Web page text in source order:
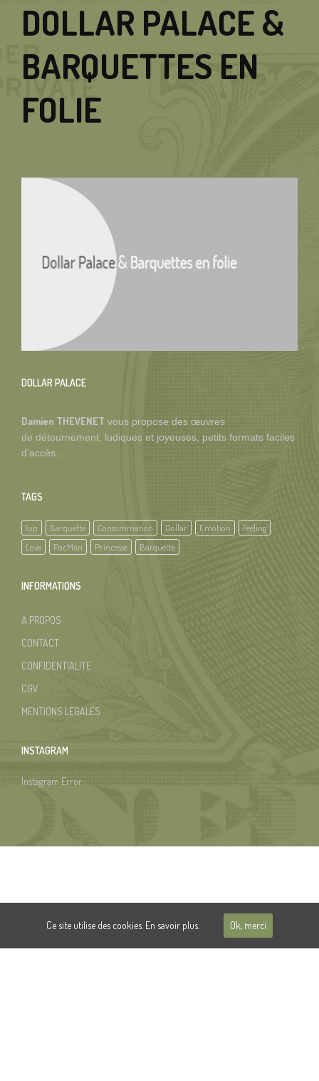
DOLLAR PALACE &
BARQUETTES EN
FOLIE
DOLLAR PALACE
Damien THEVENET vous propose des œuvres
de détournement, ludiques et joyeuses, petits formats faciles
d’accès…
TAGS
1up Barquette Consommation Dollar Emotion
Feeling
Love
PacMan Princesse Barquette
INFORMATIONS
A PROPOS
CONTACT
CONFIDENTIALITE
CGV
MENTIONS LEGALES
INSTAGRAM
Instagram Error :
Ce site utilise des cookies. En savoir plus. Ok, merci